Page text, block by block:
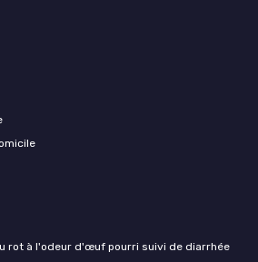
rot à l'odeur d'œuf pourri suivi de diarrhée